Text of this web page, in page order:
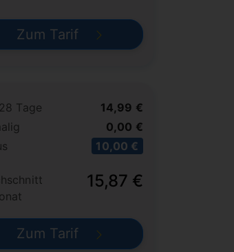
Zum Tarif
Tage
14,99 €
0,00 €
10,00 €
15,87 €
Zum Tarif